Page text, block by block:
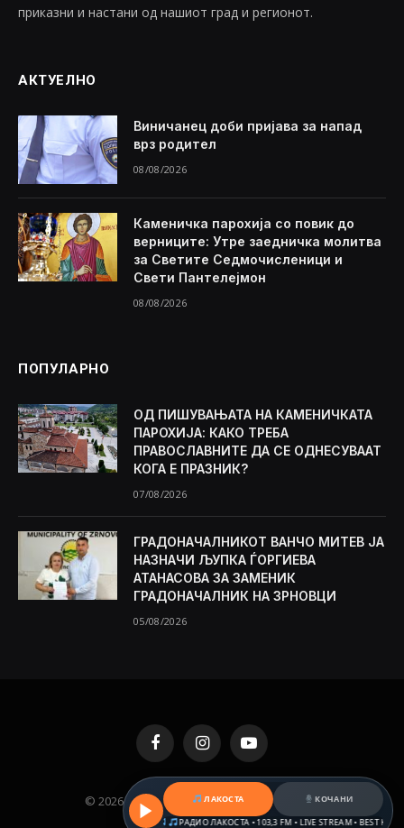
приказни и настани од нашиот град и регионот.
АКТУЕЛНО
Виничанец доби пријава за напад
врз родител
08/08/2026
Каменичка парохија со повик до
верниците: Утре заедничка молитва
за Светите Седмочисленици и
Свети Пантелејмон
08/08/2026
ПОПУЛАРНО
ОД ПИШУВАЊАТА НА КАМЕНИЧКАТА
ПАРОХИЈА: КАКО ТРЕБА
ПРАВОСЛАВНИТЕ ДА СЕ ОДНЕСУВААТ
КОГА Е ПРАЗНИК?
07/08/2026
ГРАДОНАЧАЛНИКОТ ВАНЧО МИТЕВ ЈА
НАЗНАЧИ ЉУПКА ЃОРГИЕВА
АТАНАСОВА ЗА ЗАМЕНИК
ГРАДОНАЧАЛНИК НА ЗРНОВЦИ
05/08/2026
FacebookInstagramYouTube
© 2026 KAMENICA.MK. Designed by MKNET.
ЛАКОСТА
КОЧАНИ
• BEST HITS & BALKAN BEATS
РАДИО ЛАКОСТА • 103,3 FM • LIVE STREAM • BEST HITS &